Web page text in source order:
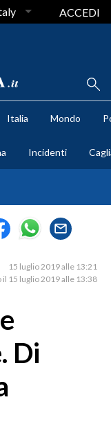
ACCEDI
Italia Mondo
Incidenti
15 luglio 2019 alle 13:21
il 15 luglio 2019 alle 13:38
Di